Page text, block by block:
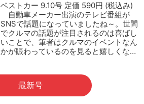
ベストカー 9.10号 定価 590円 (税込み)
自動車メーカー出演のテレビ番組が
SNSで話題になっていましたね～。世間
でクルマの話題が注目されるのは喜ばし
いことで、筆者はクルマのイベントなん
かが賑わっているのを見ると嬉しくな…
最新号